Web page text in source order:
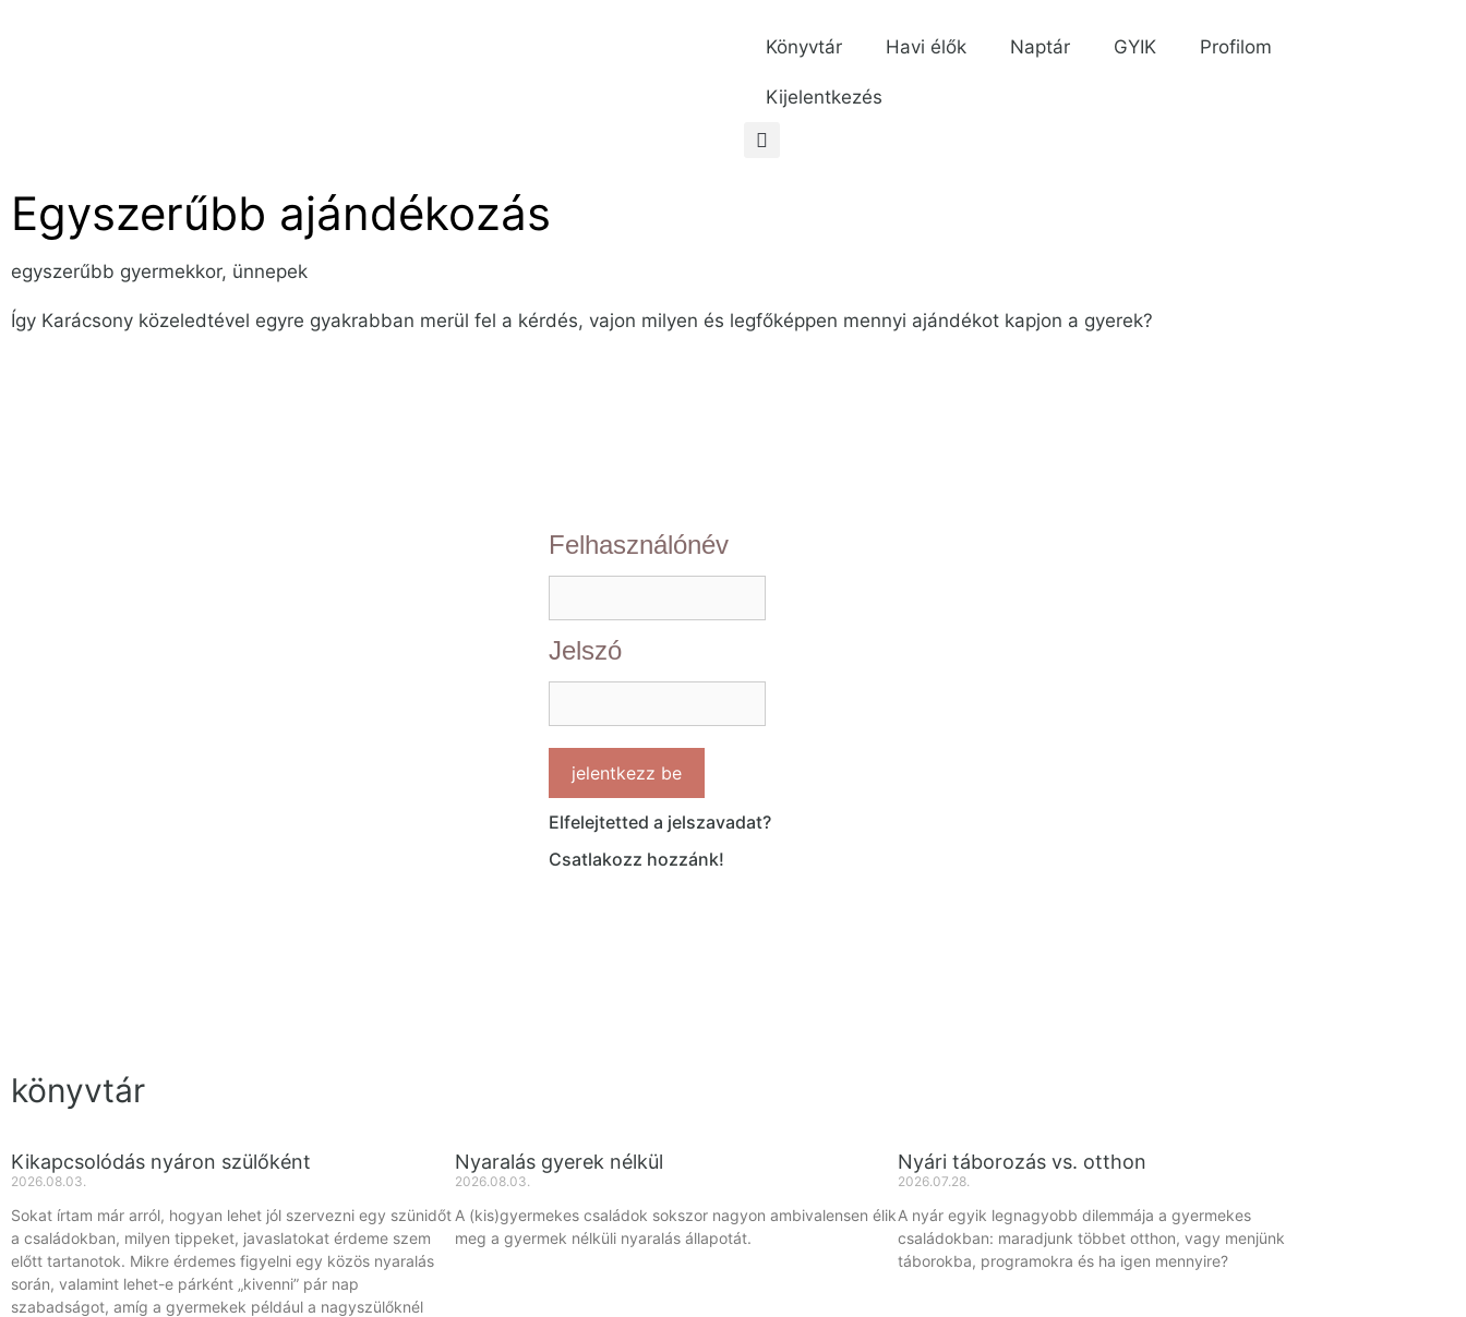
Könyvtár Havi élők Naptár GYIK Profilom
Kijelentkezés
Egyszerűbb ajándékozás
egyszerűbb gyermekkor, ünnepek
Így Karácsony közeledtével egyre gyakrabban merül fel a kérdés, vajon milyen és legfőképpen mennyi ajándékot kapjon a gyerek?
Felhasználónév
Jelszó
Elfelejtetted a jelszavadat?
Csatlakozz hozzánk!
könyvtár
Kikapcsolódás nyáron szülőként
2026.08.03.
Sokat írtam már arról, hogyan lehet jól szervezni egy szünidőt
a családokban, milyen tippeket, javaslatokat érdeme szem
előtt tartanotok. Mikre érdemes figyelni egy közös nyaralás
során, valamint lehet-e párként „kivenni” pár nap
szabadságot, amíg a gyermekek például a nagyszülőknél
Nyaralás gyerek nélkül
2026.08.03.
A (kis)gyermekes családok sokszor nagyon ambivalensen élik
meg a gyermek nélküli nyaralás állapotát.
Nyári táborozás vs. otthon
2026.07.28.
A nyár egyik legnagyobb dilemmája a gyermekes
családokban: maradjunk többet otthon, vagy menjünk
táborokba, programokra és ha igen mennyire?